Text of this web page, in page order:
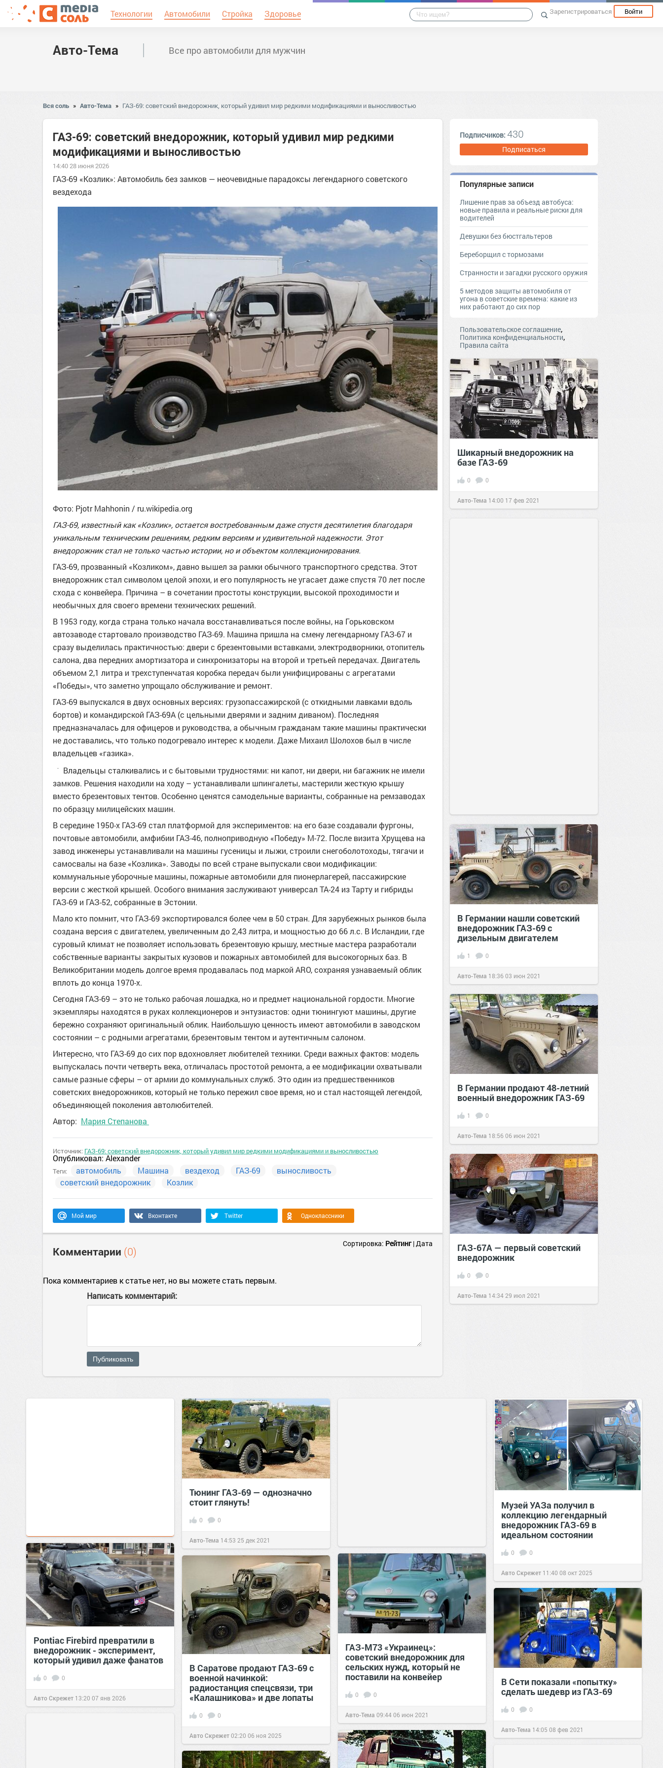
Технологии Автомобили Стройка Здоровье Зарегистрироваться Войти
Авто-Тема Все про автомобили для мужчин
Вся соль » Авто-Тема » ГАЗ-69: советский внедорожник, который удивил мир редкими модификациями и выносливостью
ГАЗ-69: советский внедорожник, который удивил мир редкими
модификациями и выносливостью
14:40 28 июня 2026
ГАЗ-69 «Козлик»: Автомобиль без замков — неочевидные парадоксы легендарного советского
вездехода
Фото: Pjotr Mahhonin / ru.wikipedia.org
ГАЗ-69, известный как «Козлик», остается востребованным даже спустя десятилетия благодаря
уникальным техническим решениям, редким версиям и удивительной надежности. Этот
внедорожник стал не только частью истории, но и объектом коллекционирования.
ГАЗ-69, прозванный «Козликом», давно вышел за рамки обычного транспортного средства. Этот
внедорожник стал символом целой эпохи, и его популярность не угасает даже спустя 70 лет после
схода с конвейера. Причина – в сочетании простоты конструкции, высокой проходимости и
необычных для своего времени технических решений.
В 1953 году, когда страна только начала восстанавливаться после войны, на Горьковском
автозаводе стартовало производство ГАЗ-69. Машина пришла на смену легендарному ГАЗ-67 и
сразу выделилась практичностью: двери с брезентовыми вставками, электродворники, отопитель
салона, два передних амортизатора и синхронизаторы на второй и третьей передачах. Двигатель
объемом 2,1 литра и трехступенчатая коробка передач были унифицированы с агрегатами
«Победы», что заметно упрощало обслуживание и ремонт.
ГАЗ-69 выпускался в двух основных версиях: грузопассажирской (с откидными лавками вдоль
бортов) и командирской ГАЗ-69А (с цельными дверями и задним диваном). Последняя
предназначалась для офицеров и руководства, а обычным гражданам такие машины практически
не доставались, что только подогревало интерес к модели. Даже Михаил Шолохов был в числе
владельцев «газика».
Владельцы сталкивались и с бытовыми трудностями: ни капот, ни двери, ни багажник не имели
замков. Решения находили на ходу – устанавливали шпингалеты, мастерили жесткую крышу
вместо брезентовых тентов. Особенно ценятся самодельные варианты, собранные на ремзаводах
по образцу милицейских машин.
В середине 1950-х ГАЗ-69 стал платформой для экспериментов: на его базе создавали фургоны,
почтовые автомобили, амфибии ГАЗ-46, полноприводную «Победу» М-72. После визита Хрущева на
завод инженеры устанавливали на машины гусеницы и лыжи, строили снегоболотоходы, тягачи и
самосвалы на базе «Козлика». Заводы по всей стране выпускали свои модификации:
коммунальные уборочные машины, пожарные автомобили для пионерлагерей, пассажирские
версии с жесткой крышей. Особого внимания заслуживают универсал ТА-24 из Тарту и гибриды
ГАЗ-69 и ГАЗ-52, собранные в Эстонии.
Мало кто помнит, что ГАЗ-69 экспортировался более чем в 50 стран. Для зарубежных рынков была
создана версия с двигателем, увеличенным до 2,43 литра, и мощностью до 66 л.с. В Исландии, где
суровый климат не позволяет использовать брезентовую крышу, местные мастера разработали
собственные варианты закрытых кузовов и пожарных автомобилей для высокогорных баз. В
Великобритании модель долгое время продавалась под маркой ARO, сохраняя узнаваемый облик
вплоть до конца 1970-х.
Сегодня ГАЗ-69 – это не только рабочая лошадка, но и предмет национальной гордости. Многие
экземпляры находятся в руках коллекционеров и энтузиастов: одни тюнингуют машины, другие
бережно сохраняют оригинальный облик. Наибольшую ценность имеют автомобили в заводском
состоянии – с родными агрегатами, брезентовым тентом и аутентичным салоном.
Интересно, что ГАЗ-69 до сих пор вдохновляет любителей техники. Среди важных фактов: модель
выпускалась почти четверть века, отличалась простотой ремонта, а ее модификации охватывали
самые разные сферы – от армии до коммунальных служб. Это один из предшественников
советских внедорожников, который не только пережил свое время, но и стал настоящей легендой,
объединяющей поколения автолюбителей.
Автор: Мария Степанова
Источник: ГАЗ-69: советский внедорожник, который удивил мир редкими модификациями и выносливостью
Опубликовал: Alexander
Теги: автомобиль Машина вездеход ГАЗ-69
выносливость
советский внедорожник
Козлик
Мой мир Вконтакте Twitter Одноклассники
Комментарии (0)
Сортировка: Рейтинг|Дата
Пока комментариев к статье нет, но вы можете стать первым.
Написать комментарий:
Публиковать
Подписчиков: 430
Подписаться
Популярные записи
Лишение прав за объезд автобуса:
новые правила и реальные риски для
водителей
Девушки без бюстгальтеров
Береборщил с тормозами
Странности и загадки русского оружия
5 методов защиты автомобиля от
угона в советские времена: какие из
них работают до сих пор
Пользовательское соглашение,
Политика конфиденциальности,
Правила сайта
Шикарный внедорожник на
базе ГАЗ-69
0 0
Авто-Тема 14:00 17 фев 2021
В Германии нашли советский
внедорожник ГАЗ-69 с
дизельным двигателем
1 0
Авто-Тема 18:3603 июн 2021
В Германии продают 48-летний
военный внедорожник ГАЗ-69
1 0
Авто-Тема 18:5606 июн 2021
ГАЗ-67А — первый советский
внедорожник
0 0
Авто-Тема 14:34 29 июл 2021
Тюнинг ГАЗ-69 — однозначно
стоит глянуть!
0 0
Авто-Тема 14:53 25 дек 2021
Музей УАЗа получил в
коллекцию легендарный
внедорожник ГАЗ-69 в
идеальном состоянии
0 0
Авто Скрежет 11:40 08 окт 2025
Pontiac Firebird превратили в
внедорожник - эксперимент,
который удивил даже фанатов
0 0
Авто Скрежет 13:20 07 янв 2026
ГАЗ-М73 «Украинец»:
советский внедорожник для
сельских нужд, который не
поставили на конвейер
0 0
Авто-Тема 09:4406 июн 2021
В Саратове продают ГАЗ-69 с
военной начинкой:
радиостанция спецсвязи, три
«Калашникова» и две лопаты
0 0
Авто Скрежет02:20 06 ноя 2025
В Сети показали «попытку»
сделать шедевр из ГАЗ-69
0 0
Авто-Тема 14:05 08 фев 2021